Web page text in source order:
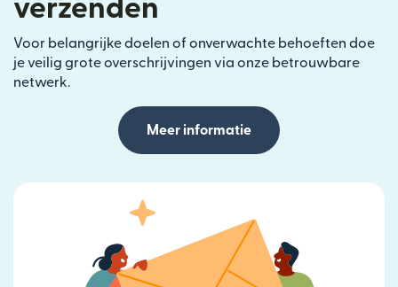
verzenden
Voor belangrijke doelen of onverwachte behoeften doe
je veilig grote overschrijvingen via onze betrouwbare
netwerk.
Meer informatie